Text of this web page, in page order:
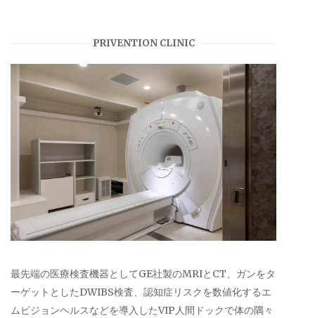
PRIVENTION CLINIC
最先端の医療検査機器としてGE社製のMRIとCT、ガンをタ
ーゲットとしたDWIBS検査、認知症リスクを数値化するエ
ムビジョンヘルスなどを導入したVIP人間ドックで体の隅々